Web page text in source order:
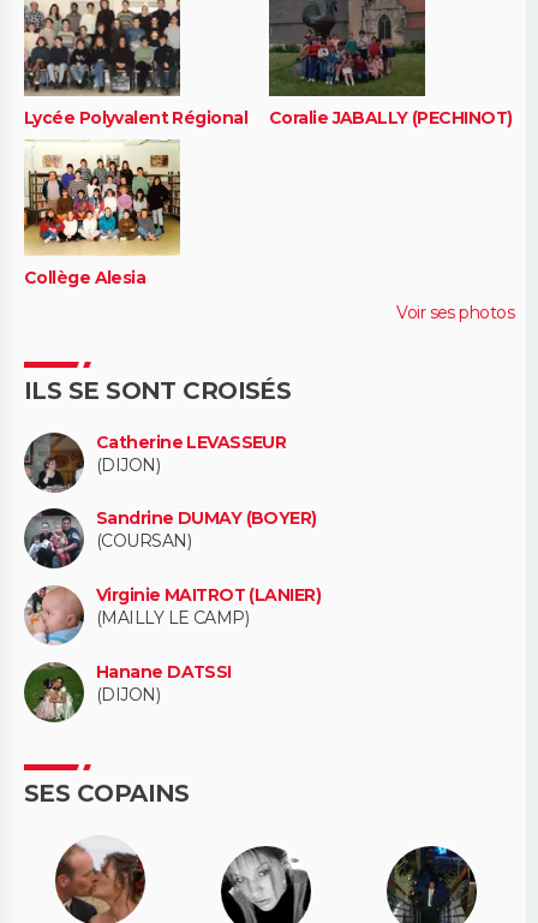
Lycée Polyvalent Régional Coralie JABALLY (PECHINOT)
Collège Alesia
Voir ses photos
ILS SE SONT CROISÉS
Catherine LEVASSEUR
(DIJON)
Sandrine DUMAY (BOYER)
(COURSAN)
Virginie MAITROT (LANIER)
(MAILLY LE CAMP)
Hanane DATSSI
(DIJON)
SES COPAINS